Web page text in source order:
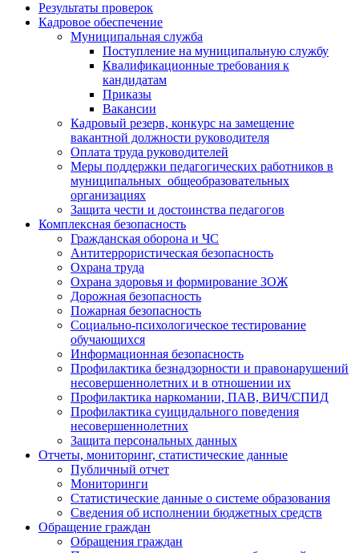
Результаты проверок
Кадровое обеспечение
Муниципальная служба
Поступление на муниципальную службу
Квалификационные требования к
кандидатам
Приказы
Вакансии
Кадровый резерв, конкурс на замещение
вакантной должности руководителя
Оплата труда руководителей
Меры поддержки педагогических работников в
муниципальных общеобразовательных
организациях
Защита чести и достоинства педагогов
Комплексная безопасность
Гражданская оборона и ЧС
Антитеррористическая безопасность
Охрана труда
Охрана здоровья и формирование ЗОЖ
Дорожная безопасность
Пожарная безопасность
Социально-психологическое тестирование
обучающихся
Информационная безопасность
Профилактика безнадзорности и правонарушений
несовершеннолетних и в отношении их
Профилактика наркомании, ПАВ, ВИЧ/СПИД
Профилактика суицидального поведения
несовершеннолетних
Защита персональных данных
Отчеты, мониторинг, статистические данные
Публичный отчет
Мониторинги
Статистические данные о системе образования
Сведения об исполнении бюджетных средств
Обращение граждан
Обращения граждан